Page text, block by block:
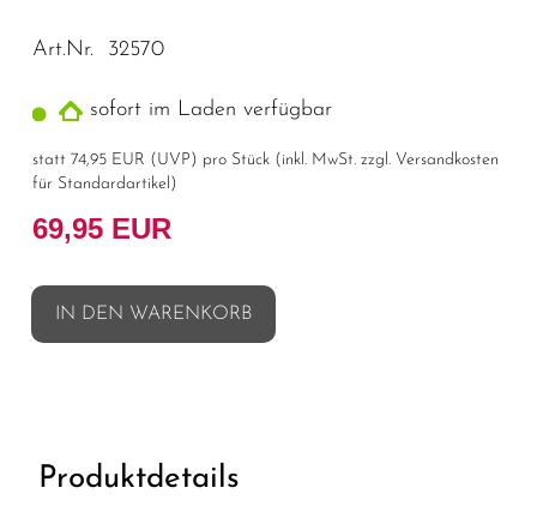
Art.Nr. 32570
sofort im Laden verfügbar
statt 74,95 EUR (UVP) pro Stück (inkl. MwSt. zzgl. Versandkosten
für Standardartikel )
69,95 EUR
IN DEN WARENKORB
Produktdetails